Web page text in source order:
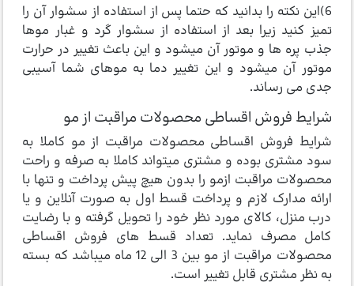
6)این نکته را بدانید که حتما پس از استفاده از سشوار آن را
تمیز کنید زیرا بعد از استفاده از سشوار گرد و غبار موها
جذب پره ها و موتور آن میشود و این باعث تغییر در حرارت
موتور آن میشود و این تغییر دما به موهای شما آسیبی
جدی می رساند.
شرایط فروش اقساطی محصولات مراقبت از مو
شرایط فروش اقساطی محصولات مراقبت از مو کاملا به
سود مشتری بوده و مشتری میتواند کاملا به صرفه و راحت
محصولات مراقبت ازمو را بدون هیچ پیش پرداخت و تنها با
ارائه مدارک لازم و پرداخت قسط اول به صورت آنلاین و یا
درب منزل، کالای مورد نظر خود را تحویل گرفته و با رضایت
کامل مصرف نماید. تعداد قسط های فروش اقساطی
محصولات مراقبت از مو بین 3 الی 12 ماه میباشد که بسته
به نظر مشتری قابل تغییر است.